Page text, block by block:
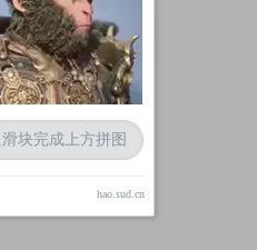
中
块完成上方拼图
hao.sud.cn